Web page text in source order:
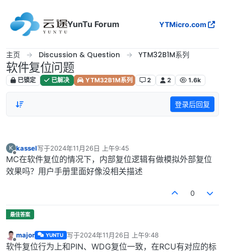
YunTu Forum
YTMicro.com
主页 Discussion & Question YTM32B1M系列
软件复位问题
已锁定 已解决 YTM32B1M系列 2 2 1.6k
登录后回复
K
离线
kassel写于2024年11月26日 上午9:45
最后由 编辑
MC在软件复位的情况下，内部复位逻辑有做模拟外部复位
效果吗？用户手册里面好像没相关描述
0
离线
major YUNTU 写于2024年11月26日 上午9:48
最后由 编辑
软件复位行为上和PIN、WDG复位一致，在RCU有对应的标